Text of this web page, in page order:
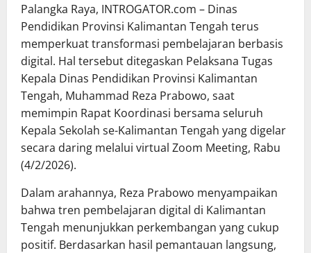
Palangka Raya, INTROGATOR.com – Dinas
Pendidikan Provinsi Kalimantan Tengah terus
memperkuat transformasi pembelajaran berbasis
digital. Hal tersebut ditegaskan Pelaksana Tugas
Kepala Dinas Pendidikan Provinsi Kalimantan
Tengah, Muhammad Reza Prabowo, saat
memimpin Rapat Koordinasi bersama seluruh
Kepala Sekolah se-Kalimantan Tengah yang digelar
secara daring melalui virtual Zoom Meeting, Rabu
(4/2/2026).
Dalam arahannya, Reza Prabowo menyampaikan
bahwa tren pembelajaran digital di Kalimantan
Tengah menunjukkan perkembangan yang cukup
positif. Berdasarkan hasil pemantauan langsung,